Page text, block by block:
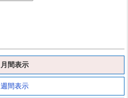
月間表示
週間表示